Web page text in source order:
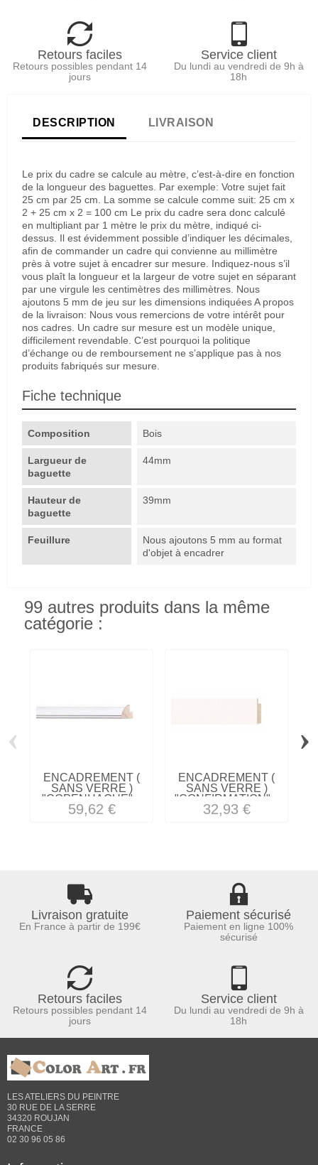
Retours faciles
Retours possibles pendant 14
jours
Service client
Du lundi au vendredi de 9h à
18h
DESCRIPTION LIVRAISON
Le prix du cadre se calcule au mètre, c’est-à-dire en fonction
de la longueur des baguettes. Par exemple: Votre sujet fait
25 cm par 25 cm. La somme se calcule comme suit: 25 cm x
2 + 25 cm x 2 = 100 cm Le prix du cadre sera donc calculé
en multipliant par 1 mètre le prix du mètre, indiqué ci-
dessus. Il est évidemment possible d’indiquer les décimales,
afin de commander un cadre qui convienne au millimètre
près à votre sujet à encadrer sur mesure. Indiquez-nous s’il
vous plaît la longueur et la largeur de votre sujet en séparant
par une virgule les centimètres des millimètres. Nous
ajoutons 5 mm de jeu sur les dimensions indiquées A propos
de la livraison: Nous vous remercions de votre intérêt pour
nos cadres. Un cadre sur mesure est un modèle unique,
difficilement revendable. C’est pourquoi la politique
d’échange ou de remboursement ne s’applique pas à nos
produits fabriqués sur mesure.
Fiche technique
Composition Bois
Largueur de
baguette
44mm
Hauteur de
baguette
39mm
Feuillure
Nous ajoutons 5 mm au format
d'objet à encadrer
99 autres produits dans la même
catégorie :
ENCADREMENT (
SANS VERRE )
"COPENHAGUE"...
59,62 €
ENCADREMENT (
SANS VERRE )
"CONFIRMATION"...
32,93 €
‹ ›
Livraison gratuite
En France à partir de 199€
Paiement sécurisé
Paiement en ligne 100%
sécurisé
Retours faciles
Retours possibles pendant 14
jours
Service client
Du lundi au vendredi de 9h à
18h
LES ATELIERS DU PEINTRE
30 RUE DE LA SERRE
34320 ROUJAN
FRANCE
02 30 96 05 86